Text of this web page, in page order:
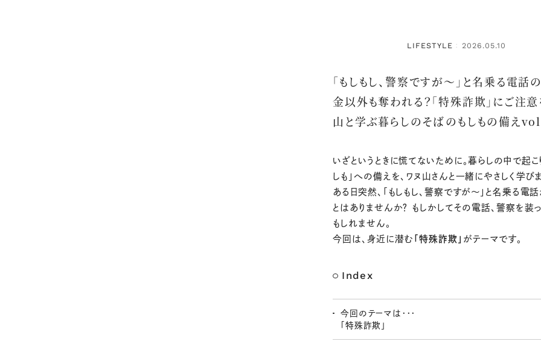
LIFESTYLE
： 2026.05.10
「もしもし、警察ですが～」と名乗る電話
金以外も奪われる？「特殊詐欺」にご注意
山と学ぶ暮らしのそばのもしもの備え
いざというときに慌てないために。暮らしの中で起こ
しも」への備えを、ワヌ山さんと一緒にやさしく学びま
ある日突然、「もしもし、警察ですが～」と名乗る電
とはありませんか？ もしかしてその電話、警察を装
もしれません。
今回は、身近に潜む
「特殊詐欺」 がテーマです。
Index
今回のテーマは・・・
「特殊詐欺」